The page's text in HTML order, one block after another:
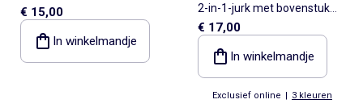
schapenvachteffect
€ 15,00
In winkelmandje
2-in-1-jurk met bovenstuk
van jerseytricot en onderkant
van flanel
€ 17,00
In winkelmandje
Exclusief online | 3 kleuren